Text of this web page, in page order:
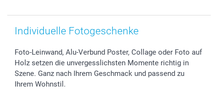
Individuelle Fotogeschenke
Foto-Leinwand, Alu-Verbund Poster, Collage oder Foto auf
Holz setzen die unvergesslichsten Momente richtig in
Szene. Ganz nach Ihrem Geschmack und passend zu
Ihrem Wohnstil.